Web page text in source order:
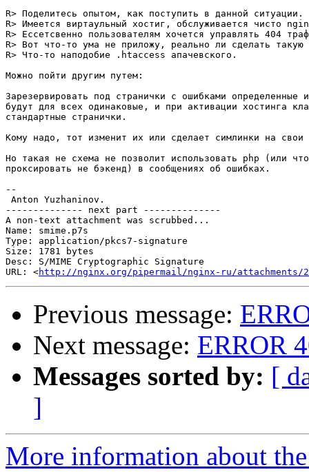
R> Поделитесь опытом, как поступить в данной ситуации.
R> Имеется виртаульный хостиг, обслуживается чисто
R> Ессетсвенно пользователям хочется управлять 404
R> Вот что-то ума не приложу, реально ли сделать такую
R> Что-то наподобие .htaccess апачевского.
Можно пойти другим путем:
Зарезервировать под странички с ошибками определенные
будут для всех одинаковые, и при активации хостинга
стандартные странички.
Кому надо, тот изменит их или сделает симлинки на свои
Но такая не схема не позволит использовать php (или
проксировать не бэкенд) в сообщениях об ошибках.
--
Anton Yuzhaninov.
-------------- next part --------------
A non-text attachment was scrubbed...
Name: smime.p7s
Type: application/pkcs7-signature
Size: 1781 bytes
Desc: S/MIME Cryptographic Signature
URL: <http://nginx.org/pipermail/nginx-ru/attachments/
Previous message:
Next message: ERROR
Messages sorted by: [
]
More information about